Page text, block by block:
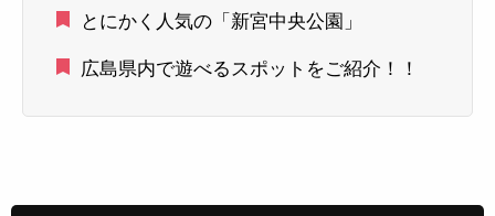
とにかく人気の「新宮中央公園」
広島県内で遊べるスポットをご紹介！！